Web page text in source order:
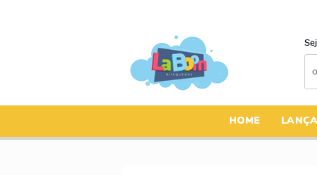
HOME